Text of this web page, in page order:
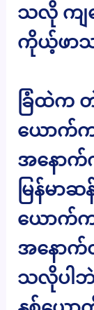
သလို ကျ
ကိုယ့်ဖာ
ခြံထဲက
ယောက်
အနော
မြန်မာ
ယောက်က
အနောက်
သလိုပါဘဲ